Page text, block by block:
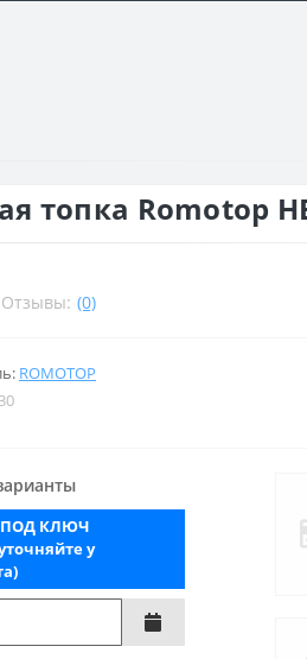
топка Romotop
Отзывы: (0)
ROMOTOP
ПОД КЛЮЧ
у